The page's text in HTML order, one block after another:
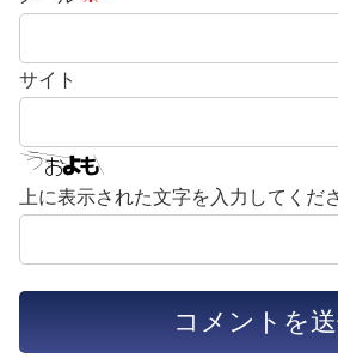
サイト
上に表示された文字を入力してくだ